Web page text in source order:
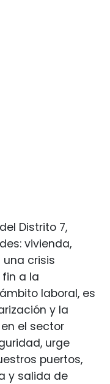
Distrito 7,
vivienda,
una crisis
a la
laboral, es
y la
el sector
urge
puertos,
y salida de